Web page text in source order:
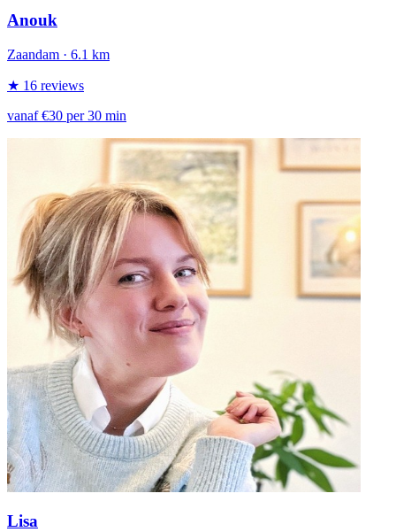
Anouk
Zaandam · 6.1 km
★ 16 reviews
vanaf €30 per 30 min
Lisa